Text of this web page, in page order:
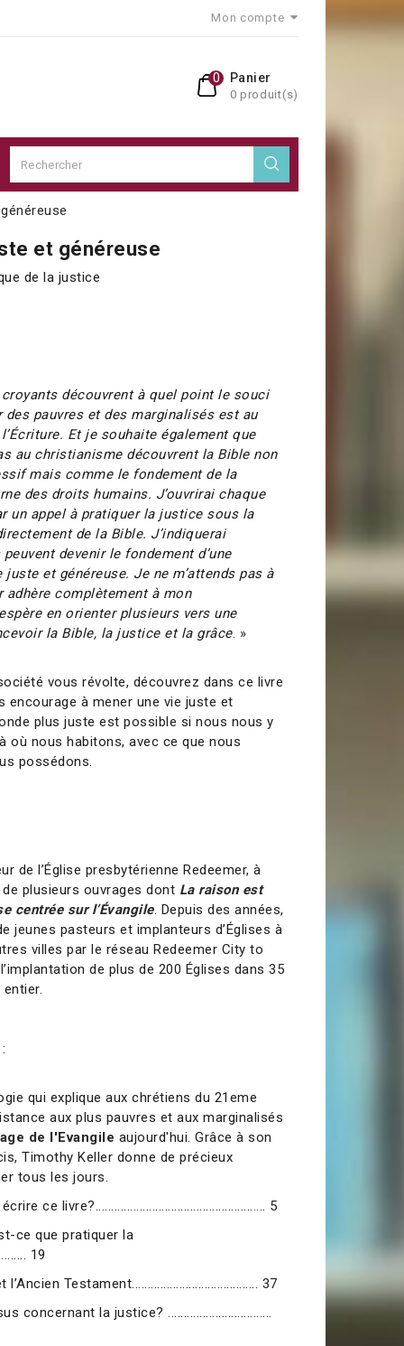
Mon compte
Panier
0 produit(s)
0
et généreuse
de la justice
découvrent à quel point le souci
pauvres et des marginalisés est au
Et je souhaite également que
au christianisme découvrent la Bible non
mais comme le fondement de la
des droits humains. J’ouvrirai chaque
un appel à pratiquer la justice sous la
de la Bible. J’indiquerai
devenir le fondement d’une
et généreuse. Je ne m’attends pas à
adhère complètement à mon
en orienter plusieurs vers une
la Bible, la justice et la grâce. »
vous révolte, découvrez dans ce livre
encourage à mener une vie juste et
plus juste est possible si nous nous y
où nous habitons, avec ce que nous
possédons.
de l’Église presbytérienne Redeemer, à
de plusieurs ouvrages dont La raison est
centrée sur l’Évangile. Depuis des années,
jeunes pasteurs et implanteurs d’Églises à
villes par le réseau Redeemer City to
de plus de 200 Églises dans 35
qui explique aux chrétiens du 21eme
aux plus pauvres et aux marginalisés
de l'Evangile aujourd'hui. Grâce à son
Timothy Keller donne de précieux
tous les jours.
ce livre?...................................................... 5
ce que pratiquer la
19
Testament........................................ 37
concernant la justice? .................................